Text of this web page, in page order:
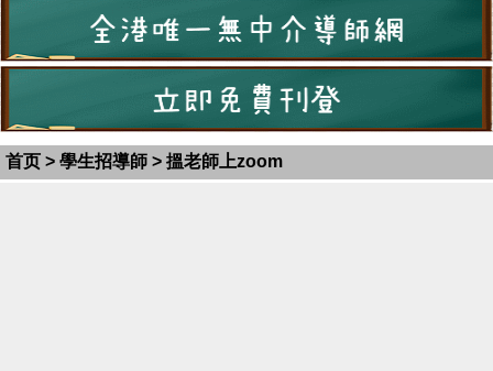
首页 > 學生招導師 > 搵老師上zoom